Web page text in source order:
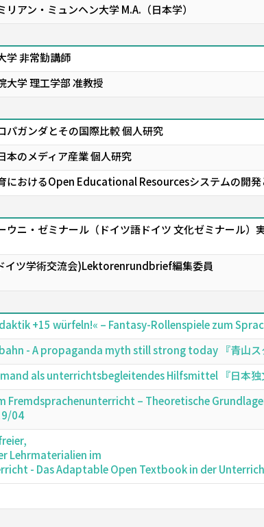
アン・ミュンヘン大学 M.A.（日本学）
学 非常勤講師
大学 理工学部 准教授
パガンダとその国際比較 個人研究
本のメディア産業 個人研究
におけるOpen Educational Resourcesシステムの開発
ウニ・ゼミナール（ドイツ語ドイツ 文化ゼミナール）
イツ学術交流会)Lektorenrundbrief編集委員
+15 würfeln!« – Fantasy-Rollenspiele zum
- A propaganda myth still strong today 『青山ス
als unterrichtsbegleitendes Hilfsmittel 『日本独
Fremdsprachenunterricht – Theoretische
04
Lehrmaterialien im
- Das Adaptable Open Textbook in der